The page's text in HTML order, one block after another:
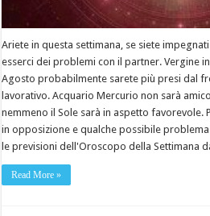
Ariete in questa settimana, se siete
esserci dei problemi con il partner. Vergine
Agosto probabilmente sarete più presi dal
lavorativo. Acquario Mercurio non sarà
nemmeno il Sole sarà in aspetto favorevole.
in opposizione e qualche possibile
le previsioni dell'Oroscopo della Settimana
Read More »